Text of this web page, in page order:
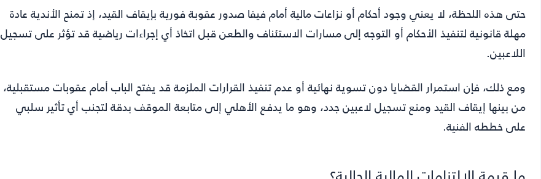
حتى هذه اللحظة، لا يعني وجود أحكام أو نزاعات مالية أمام فيفا صدور عقوبة فورية بإيقاف القيد، إذ تمنح الأندية عادة
مهلة قانونية لتنفيذ الأحكام أو التوجه إلى مسارات الاستئناف والطعن قبل اتخاذ أي إجراءات رياضية قد تؤثر على تسجيل
اللاعبين.
ومع ذلك، فإن استمرار القضايا دون تسوية نهائية أو عدم تنفيذ القرارات الملزمة قد يفتح الباب أمام عقوبات مستقبلية،
من بينها إيقاف القيد ومنع تسجيل لاعبين جدد، وهو ما يدفع الأهلي إلى متابعة الموقف بدقة لتجنب أي تأثير سلبي
على خططه الفنية.